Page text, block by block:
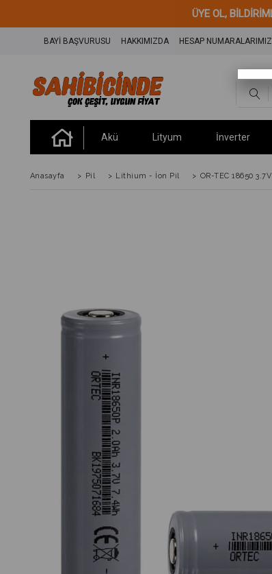
ÜYE OL,
BAYİ BAŞVURUSU HAKKIMIZDA HESAP NUMARALARIMIZ
Akü Lityum İnverter
Anasayfa > Pil > Lithium - İon Pil > OR-TEC 18650